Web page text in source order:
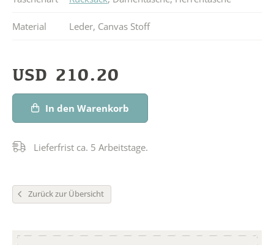
Material Leder, Canvas Stoff
USD 210.20
In den Warenkorb
Lieferfrist ca. 5 Arbeitstage.
Zurück zur Übersicht